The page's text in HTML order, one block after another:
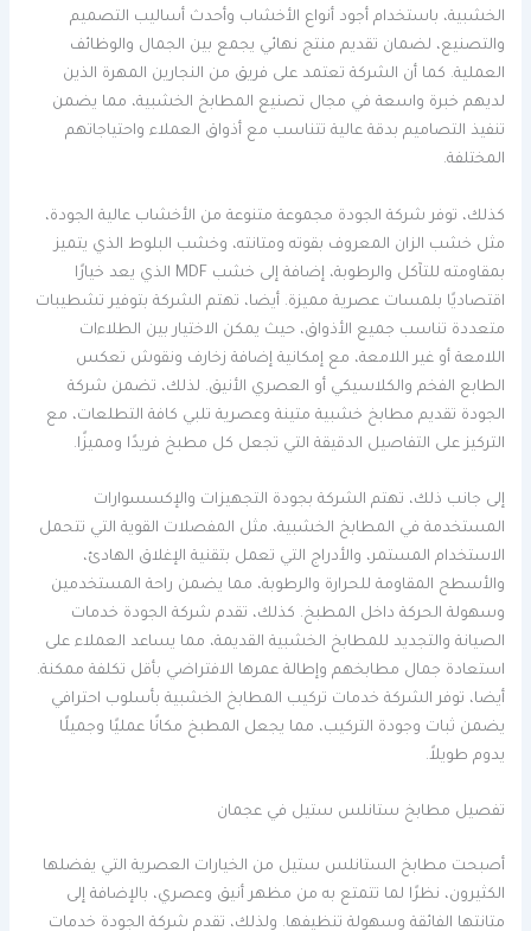
الخشبية، باستخدام أجود أنواع الأخشاب وأحدث أساليب التصميم
والتصنيع، لضمان تقديم منتج نهائي يجمع بين الجمال والوظائف
العملية. كما أن الشركة تعتمد على فريق من النجارين المهرة الذين
لديهم خبرة واسعة في مجال تصنيع المطابخ الخشبية، مما يضمن
تنفيذ التصاميم بدقة عالية تتناسب مع أذواق العملاء واحتياجاتهم
المختلفة.
كذلك، توفر شركة الجودة مجموعة متنوعة من الأخشاب عالية الجودة،
مثل خشب الزان المعروف بقوته ومتانته، وخشب البلوط الذي يتميز
بمقاومته للتآكل والرطوبة، إضافة إلى خشب MDF الذي يعد خيارًا
اقتصاديًا بلمسات عصرية مميزة. أيضا، تهتم الشركة بتوفير تشطيبات
متعددة تناسب جميع الأذواق، حيث يمكن الاختيار بين الطلاءات
اللامعة أو غير اللامعة، مع إمكانية إضافة زخارف ونقوش تعكس
الطابع الفخم والكلاسيكي أو العصري الأنيق. لذلك، تضمن شركة
الجودة تقديم مطابخ خشبية متينة وعصرية تلبي كافة التطلعات، مع
التركيز على التفاصيل الدقيقة التي تجعل كل مطبخ فريدًا ومميزًا.
إلى جانب ذلك، تهتم الشركة بجودة التجهيزات والإكسسوارات
المستخدمة في المطابخ الخشبية، مثل المفصلات القوية التي تتحمل
الاستخدام المستمر، والأدراج التي تعمل بتقنية الإغلاق الهادئ،
والأسطح المقاومة للحرارة والرطوبة، مما يضمن راحة المستخدمين
وسهولة الحركة داخل المطبخ. كذلك، تقدم شركة الجودة خدمات
الصيانة والتجديد للمطابخ الخشبية القديمة، مما يساعد العملاء على
استعادة جمال مطابخهم وإطالة عمرها الافتراضي بأقل تكلفة ممكنة.
أيضا، توفر الشركة خدمات تركيب المطابخ الخشبية بأسلوب احترافي
يضمن ثبات وجودة التركيب، مما يجعل المطبخ مكانًا عمليًا وجميلًا
يدوم طويلاً.
تفصيل مطابخ ستانلس ستيل في عجمان
أصبحت مطابخ الستانلس ستيل من الخيارات العصرية التي يفضلها
الكثيرون، نظرًا لما تتمتع به من مظهر أنيق وعصري، بالإضافة إلى
متانتها الفائقة وسهولة تنظيفها. ولذلك، تقدم شركة الجودة خدمات